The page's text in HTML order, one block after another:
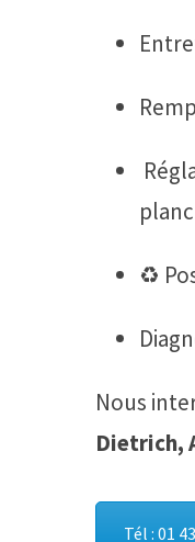
♻️
Nous
Dietrich,
Tél : 01